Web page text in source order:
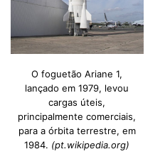
O foguetão Ariane 1,
lançado em 1979, levou
cargas úteis,
principalmente comerciais,
para a órbita terrestre, em
1984. (pt.wikipedia.org)